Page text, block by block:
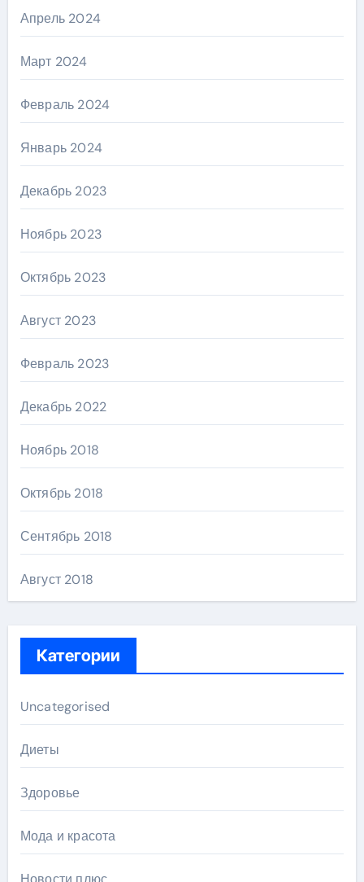
Апрель 2024
Март 2024
Февраль 2024
Январь 2024
Декабрь 2023
Ноябрь 2023
Октябрь 2023
Август 2023
Февраль 2023
Декабрь 2022
Ноябрь 2018
Октябрь 2018
Сентябрь 2018
Август 2018
Категории
Uncategorised
Диеты
Здоровье
Мода и красота